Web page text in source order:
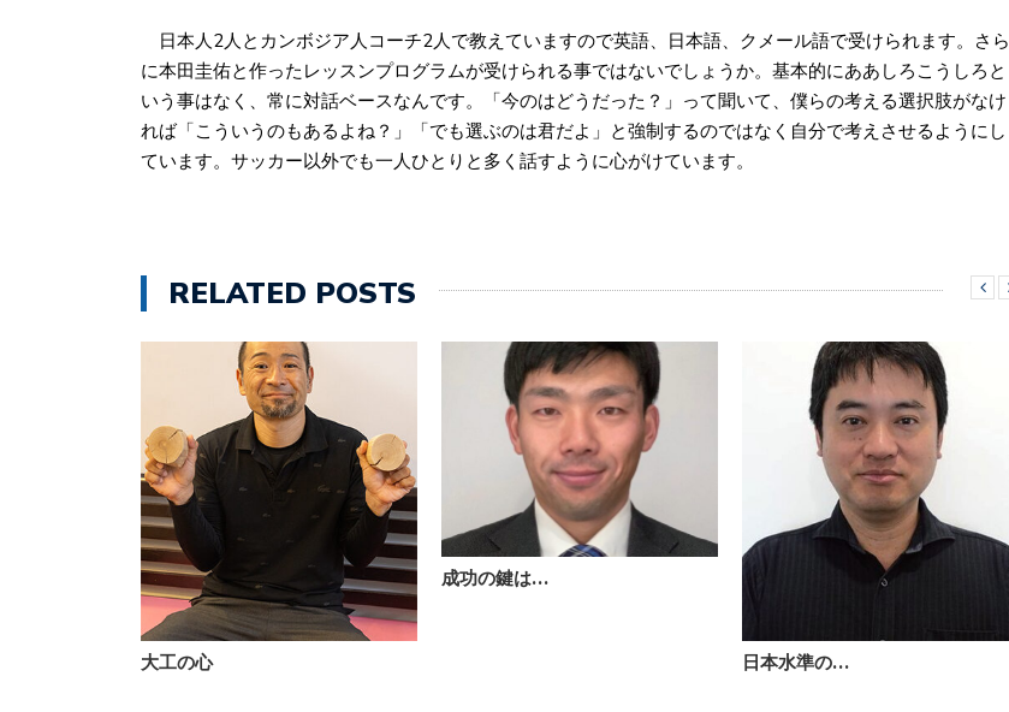
日本人2人とカンボジア人コーチ2人で教えていますので英語、日本語、クメール語で受けられます。さら
に本田圭佑と作ったレッスンプログラムが受けられる事ではないでしょうか。基本的にああしろこうしろと
いう事はなく、常に対話ベースなんです。「今のはどうだった？」って聞いて、僕らの考える選択肢がなけ
れば「こういうのもあるよね？」「でも選ぶのは君だよ」と強制するのではなく自分で考えさせるようにし
ています。サッカー以外でも一人ひとりと多く話すように心がけています。
RELATED POSTS
大工の心
成功の鍵は…
日本水準の…